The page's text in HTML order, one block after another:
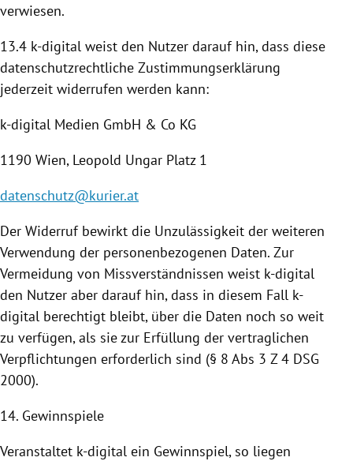
verwiesen.
13.4 k-digital weist den Nutzer darauf hin, dass diese
datenschutzrechtliche Zustimmungserklärung
jederzeit widerrufen werden kann:
k-digital Medien GmbH & Co KG
1190 Wien, Leopold Ungar Platz 1
datenschutz@kurier.at
Der Widerruf bewirkt die Unzulässigkeit der weiteren
Verwendung der personenbezogenen Daten. Zur
Vermeidung von Missverständnissen weist k-digital
den Nutzer aber darauf hin, dass in diesem Fall k-
digital berechtigt bleibt, über die Daten noch so weit
zu verfügen, als sie zur Erfüllung der vertraglichen
Verpflichtungen erforderlich sind (§ 8 Abs 3 Z 4 DSG
2000).
14. Gewinnspiele
Veranstaltet k-digital ein Gewinnspiel, so liegen